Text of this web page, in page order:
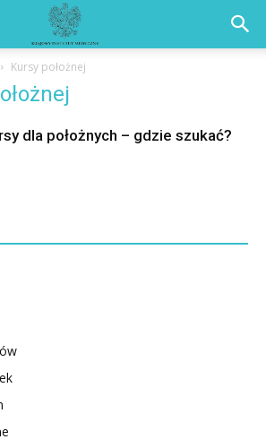
Kursy położnej
dla położnych – gdzie szukać?